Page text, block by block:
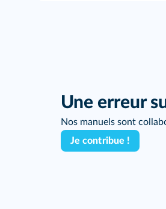
Une erreur
Nos manuels sont
Je contribue !